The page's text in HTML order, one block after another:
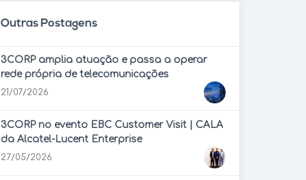
Outras Postagens
3CORP amplia atuação e passa a operar
rede própria de telecomunicações
21/07/2026
3CORP no evento EBC Customer Visit | CALA
da Alcatel-Lucent Enterprise
27/05/2026